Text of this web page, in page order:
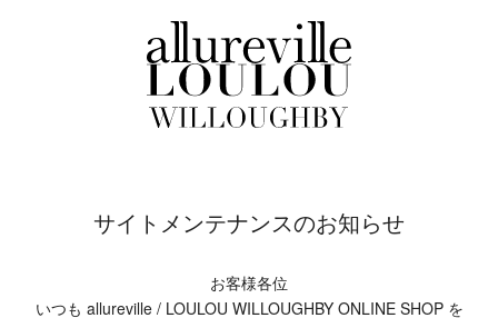
サイトメンテナンスのお知らせ
お客様各位
いつも allureville / LOULOU WILLOUGHBY ONLINE SHOP を